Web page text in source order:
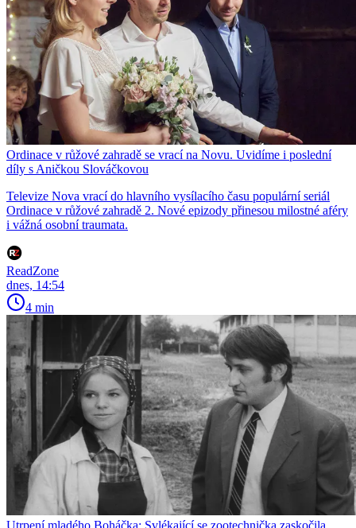
Ordinace v růžové zahradě se vrací na Novu. Uvidíme i poslední
díly s Aničkou Slováčkovou
Televize Nova vrací do hlavního vysílacího času populární seriál
Ordinace v růžové zahradě 2. Nové epizody přinesou milostné aféry
i vážná osobní traumata.
ReadZone
dnes, 14:54
4 min
Utrpení mladého Boháčka: Svlékající se zootechnička zaskočila